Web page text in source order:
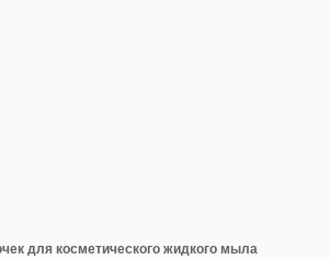
для косметического жидкого мыла